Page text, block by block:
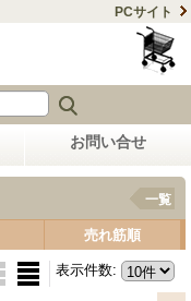
PCサイト
お問い合せ
一覧
売れ筋順
表示件数: